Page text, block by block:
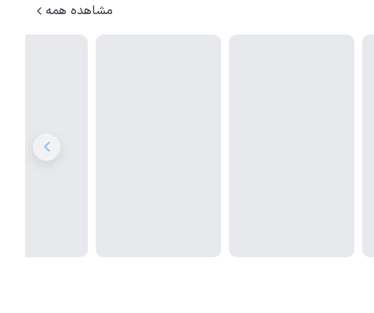
مشاهده همه